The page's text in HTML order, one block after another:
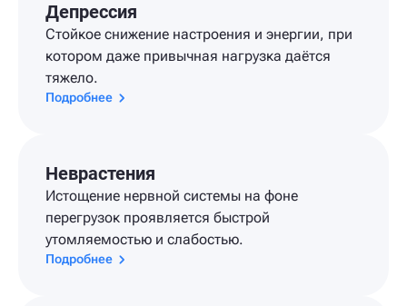
Депрессия
Стойкое снижение настроения и энергии, при
котором даже привычная нагрузка даётся
тяжело.
Подробнее
Неврастения
Истощение нервной системы на фоне
перегрузок проявляется быстрой
утомляемостью и слабостью.
Подробнее